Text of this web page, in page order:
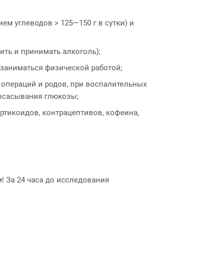
углеводов > 125—150 г в сутки) и
и принимать алкоголь);
физической работой;
и родов, при воспалительных
глюкозы;
контрацептивов, кофеина,
За 24 часа до исследования